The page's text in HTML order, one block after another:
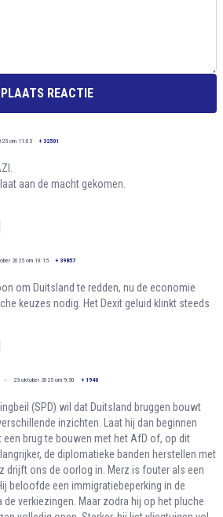
PLAATS REACTIE
om 11:03 + 32501
aan de macht gekomen.
2025 om 10:15 + 39857
om Duitsland te redden, nu de economie
keuzes nodig. Het Dexit geluid klinkt steeds
23 oktober 2025 om 9:50 + 1940
(SPD) wil dat Duitsland bruggen bouwt
inzichten. Laat hij dan beginnen
een brug te bouwen met het AfD of, op dit
de diplomatieke banden herstellen met
drijft ons de oorlog in. Merz is fouter als een
beloofde een immigratiebeperking in de
de verkiezingen. Maar zodra hij op het pluche